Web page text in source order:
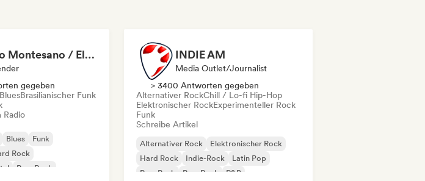
Juanjo Montesano / El Reverendo
gegeben
BluesBrasilianischer Funk
Radio
Blues
Funk
Rock
Pop-Rock
INDIE AM
Media Outlet/Journalist
> 3400 Antworten gegeben
Alternativer RockChill / Lo-fi Hip-Hop
Elektronischer RockExperimenteller Rock
Funk
Schreibe Artikel
Alternativer Rock
Elektronischer Rock
Hard Rock
Indie-Rock
Latin Pop
Pop-Punk
Pop-Rock R&B